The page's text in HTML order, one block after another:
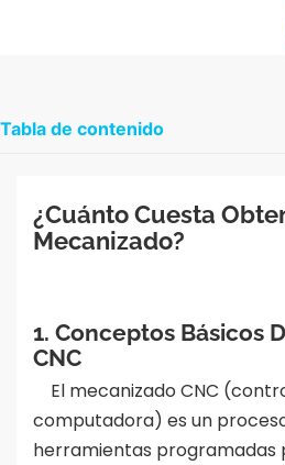
Tabla de contenido
¿Cuánto Cuesta
Mecanizado?
1. Conceptos Básicos
CNC
El mecanizado CNC
computadora) es un
herramientas programadas